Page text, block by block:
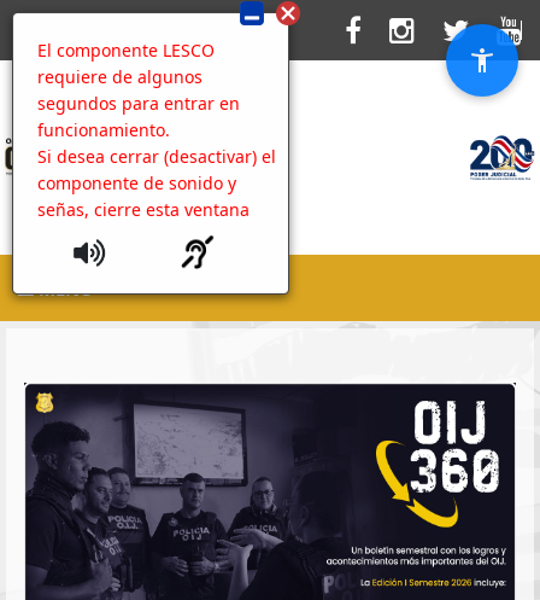
El componente LESCO
requiere de algunos
segundos para entrar en
funcionamiento.
Si desea cerrar (desactivar) el
componente de sonido y
señas, cierre esta ventana
MENU